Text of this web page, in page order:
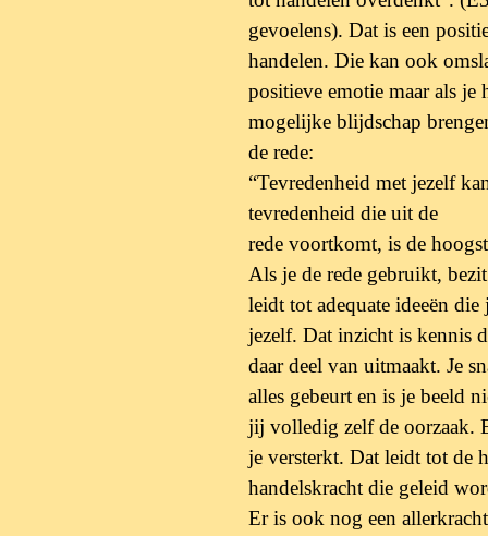
gevoelens). Dat is een
handelen. Die kan ook
positieve emotie maar als je
mogelijke blijdschap
de rede:
“Tevredenheid met jezelf
tevredenheid die uit de
rede voortkomt, is de
Als je de rede gebruikt,
leidt tot adequate ideeën
jezelf. Dat inzicht is kennis
daar deel van uitmaakt. Je
alles gebeurt en is je beeld
jij volledig zelf de oorzaak.
je versterkt. Dat leidt tot de
handelskracht die geleid
Er is ook nog een